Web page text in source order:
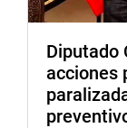
Lima, 26 de
DESPACHO
Diputado
acciones